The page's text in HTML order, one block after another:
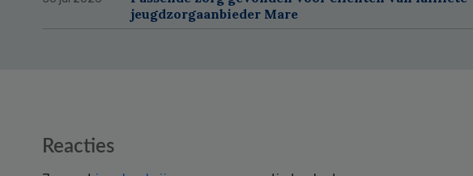
jeugdzorgaanbieder Mare
Reacties